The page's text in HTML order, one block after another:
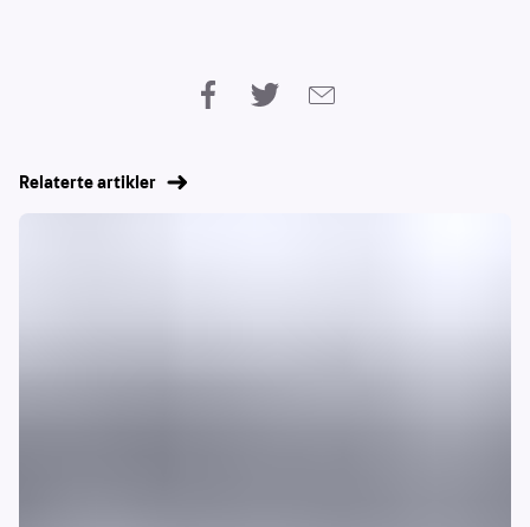
Relaterte artikler